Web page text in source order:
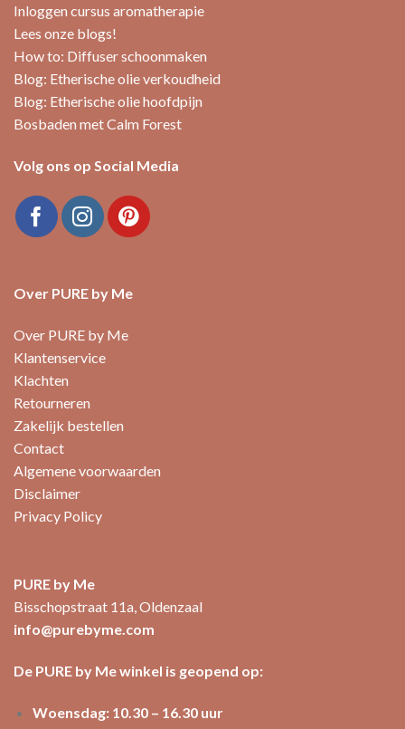
Inloggen cursus aromatherapie
Lees onze blogs!
How to: Diffuser schoonmaken
Blog: Etherische olie verkoudheid
Blog: Etherische olie hoofdpijn
Bosbaden met Calm Forest
Volg ons op Social Media
Over PURE by Me
Over PURE by Me
Klantenservice
Klachten
Retourneren
Zakelijk bestellen
Contact
Algemene voorwaarden
Disclaimer
Privacy Policy
PURE by Me
Bisschopstraat 11a, Oldenzaal
info@purebyme.com
De PURE by Me winkel is geopend op:
Woensdag: 10.30 – 16.30 uur